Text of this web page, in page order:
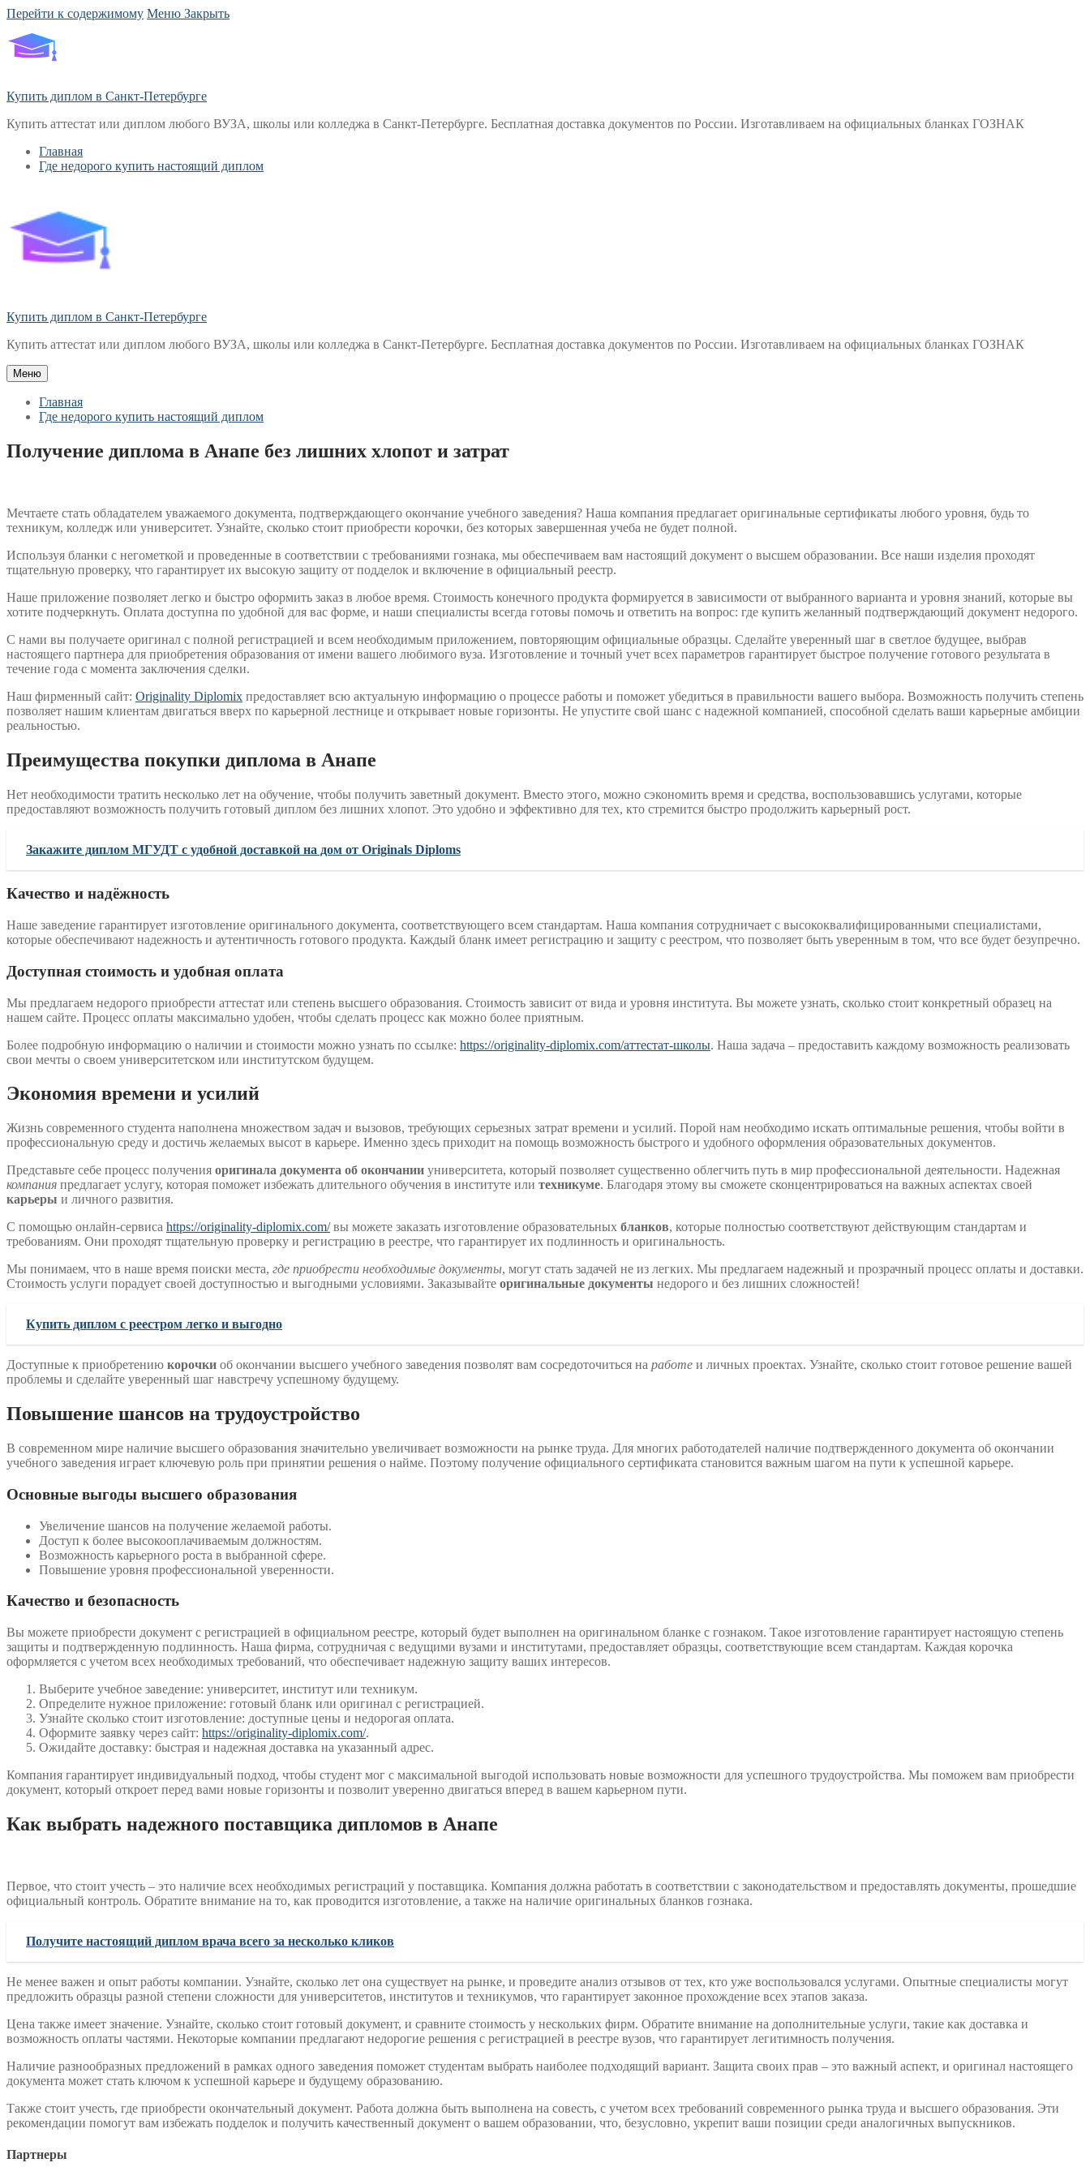
Перейти к содержимому Меню Закрыть
Купить диплом в Санкт-Петербурге
Купить аттестат или диплом любого ВУЗА, школы или колледжа в Санкт-Петербурге. Бесплатная доставка документов по России. Изготавливаем на официальных бланках ГОЗНАК
Главная
Где недорого купить настоящий диплом
Купить диплом в Санкт-Петербурге
Купить аттестат или диплом любого ВУЗА, школы или колледжа в Санкт-Петербурге. Бесплатная доставка документов по России. Изготавливаем на официальных бланках ГОЗНАК
Меню
Главная
Где недорого купить настоящий диплом
Получение диплома в Анапе без лишних хлопот и затрат
Мечтаете стать обладателем уважаемого документа, подтверждающего окончание учебного заведения? Наша компания предлагает оригинальные сертификаты любого уровня, будь то
техникум, колледж или университет. Узнайте, сколько стоит приобрести корочки, без которых завершенная учеба не будет полной.
Используя бланки с негометкой и проведенные в соответствии с требованиями гознака, мы обеспечиваем вам настоящий документ о высшем образовании. Все наши изделия проходят
тщательную проверку, что гарантирует их высокую защиту от подделок и включение в официальный реестр.
Наше приложение позволяет легко и быстро оформить заказ в любое время. Стоимость конечного продукта формируется в зависимости от выбранного варианта и уровня знаний, которые вы
хотите подчеркнуть. Оплата доступна по удобной для вас форме, и наши специалисты всегда готовы помочь и ответить на вопрос: где купить желанный подтверждающий документ недорого.
С нами вы получаете оригинал с полной регистрацией и всем необходимым приложением, повторяющим официальные образцы. Сделайте уверенный шаг в светлое будущее, выбрав
настоящего партнера для приобретения образования от имени вашего любимого вуза. Изготовление и точный учет всех параметров гарантирует быстрое получение готового результата в
течение года с момента заключения сделки.
Наш фирменный сайт: Originality Diplomix предоставляет всю актуальную информацию о процессе работы и поможет убедиться в правильности вашего выбора. Возможность получить степень
позволяет нашим клиентам двигаться вверх по карьерной лестнице и открывает новые горизонты. Не упустите свой шанс с надежной компанией, способной сделать ваши карьерные амбиции
реальностью.
Преимущества покупки диплома в Анапе
Нет необходимости тратить несколько лет на обучение, чтобы получить заветный документ. Вместо этого, можно сэкономить время и средства, воспользовавшись услугами, которые
предоставляют возможность получить готовый диплом без лишних хлопот. Это удобно и эффективно для тех, кто стремится быстро продолжить карьерный рост.
Закажите диплом МГУДТ с удобной доставкой на дом от Originals Diploms
Качество и надёжность
Наше заведение гарантирует изготовление оригинального документа, соответствующего всем стандартам. Наша компания сотрудничает с высококвалифицированными специалистами,
которые обеспечивают надежность и аутентичность готового продукта. Каждый бланк имеет регистрацию и защиту с реестром, что позволяет быть уверенным в том, что все будет безупречно.
Доступная стоимость и удобная оплата
Мы предлагаем недорого приобрести аттестат или степень высшего образования. Стоимость зависит от вида и уровня института. Вы можете узнать, сколько стоит конкретный образец на
нашем сайте. Процесс оплаты максимально удобен, чтобы сделать процесс как можно более приятным.
Более подробную информацию о наличии и стоимости можно узнать по ссылке: https://originality-diplomix.com/аттестат-школы. Наша задача – предоставить каждому возможность реализовать
свои мечты о своем университетском или институтском будущем.
Экономия времени и усилий
Жизнь современного студента наполнена множеством задач и вызовов, требующих серьезных затрат времени и усилий. Порой нам необходимо искать оптимальные решения, чтобы войти в
профессиональную среду и достичь желаемых высот в карьере. Именно здесь приходит на помощь возможность быстрого и удобного оформления образовательных документов.
Представьте себе процесс получения оригинала документа об окончании университета, который позволяет существенно облегчить путь в мир профессиональной деятельности. Надежная
компания предлагает услугу, которая поможет избежать длительного обучения в институте или техникуме. Благодаря этому вы сможете сконцентрироваться на важных аспектах своей
карьеры и личного развития.
С помощью онлайн-сервиса https://originality-diplomix.com/вы можете заказать изготовление образовательных бланков, которые полностью соответствуют действующим стандартам и
требованиям. Они проходят тщательную проверку и регистрацию в реестре, что гарантирует их подлинность и оригинальность.
Мы понимаем, что в наше время поиски места, где приобрести необходимые документы, могут стать задачей не из легких. Мы предлагаем надежный и прозрачный процесс оплаты и доставки.
Стоимость услуги порадует своей доступностью и выгодными условиями. Заказывайте оригинальные документы недорого и без лишних сложностей!
Купить диплом с реестром легко и выгодно
Доступные к приобретению корочки об окончании высшего учебного заведения позволят вам сосредоточиться на работе и личных проектах. Узнайте, сколько стоит готовое решение вашей
проблемы и сделайте уверенный шаг навстречу успешному будущему.
Повышение шансов на трудоустройство
В современном мире наличие высшего образования значительно увеличивает возможности на рынке труда. Для многих работодателей наличие подтвержденного документа об окончании
учебного заведения играет ключевую роль при принятии решения о найме. Поэтому получение официального сертификата становится важным шагом на пути к успешной карьере.
Основные выгоды высшего образования
Увеличение шансов на получение желаемой работы.
Доступ к более высокооплачиваемым должностям.
Возможность карьерного роста в выбранной сфере.
Повышение уровня профессиональной уверенности.
Качество и безопасность
Вы можете приобрести документ с регистрацией в официальном реестре, который будет выполнен на оригинальном бланке с гознаком. Такое изготовление гарантирует настоящую степень
защиты и подтвержденную подлинность. Наша фирма, сотрудничая с ведущими вузами и институтами, предоставляет образцы, соответствующие всем стандартам. Каждая корочка
оформляется с учетом всех необходимых требований, что обеспечивает надежную защиту ваших интересов.
Выберите учебное заведение: университет, институт или техникум.
Определите нужное приложение: готовый бланк или оригинал с регистрацией.
Узнайте сколько стоит изготовление: доступные цены и недорогая оплата.
Оформите заявку через сайт: https://originality-diplomix.com/.
Ожидайте доставку: быстрая и надежная доставка на указанный адрес.
Компания гарантирует индивидуальный подход, чтобы студент мог с максимальной выгодой использовать новые возможности для успешного трудоустройства. Мы поможем вам приобрести
документ, который откроет перед вами новые горизонты и позволит уверенно двигаться вперед в вашем карьерном пути.
Как выбрать надежного поставщика дипломов в Анапе
Первое, что стоит учесть – это наличие всех необходимых регистраций у поставщика. Компания должна работать в соответствии с законодательством и предоставлять документы, прошедшие
официальный контроль. Обратите внимание на то, как проводится изготовление, а также на наличие оригинальных бланков гознака.
Получите настоящий диплом врача всего за несколько кликов
Не менее важен и опыт работы компании. Узнайте, сколько лет она существует на рынке, и проведите анализ отзывов от тех, кто уже воспользовался услугами. Опытные специалисты могут
предложить образцы разной степени сложности для университетов, институтов и техникумов, что гарантирует законное прохождение всех этапов заказа.
Цена также имеет значение. Узнайте, сколько стоит готовый документ, и сравните стоимость у нескольких фирм. Обратите внимание на дополнительные услуги, такие как доставка и
возможность оплаты частями. Некоторые компании предлагают недорогие решения с регистрацией в реестре вузов, что гарантирует легитимность получения.
Наличие разнообразных предложений в рамках одного заведения поможет студентам выбрать наиболее подходящий вариант. Защита своих прав – это важный аспект, и оригинал настоящего
документа может стать ключом к успешной карьере и будущему образованию.
Также стоит учесть, где приобрести окончательный документ. Работа должна быть выполнена на совесть, с учетом всех требований современного рынка труда и высшего образования. Эти
рекомендации помогут вам избежать подделок и получить качественный документ о вашем образовании, что, безусловно, укрепит ваши позиции среди аналогичных выпускников.
Партнеры